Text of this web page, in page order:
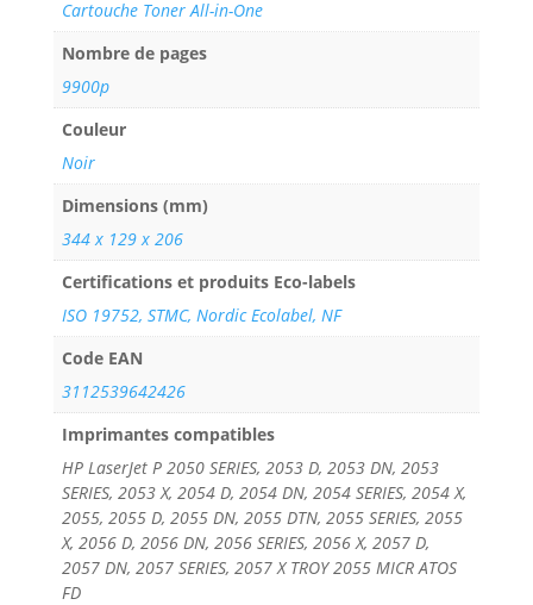
Cartouche Toner All-in-One
Nombre de pages
9900p
Couleur
Noir
Dimensions (mm)
344 x 129 x 206
Certifications et produits Eco-labels
ISO 19752, STMC, Nordic Ecolabel, NF
Code EAN
3112539642426
Imprimantes compatibles
HP LaserJet P 2050 SERIES, 2053 D, 2053 DN, 2053
SERIES, 2053 X, 2054 D, 2054 DN, 2054 SERIES, 2054 X,
2055, 2055 D, 2055 DN, 2055 DTN, 2055 SERIES, 2055
X, 2056 D, 2056 DN, 2056 SERIES, 2056 X, 2057 D,
2057 DN, 2057 SERIES, 2057 X TROY 2055 MICR ATOS
FD